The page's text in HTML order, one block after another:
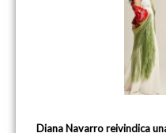
Diana Navarro reivindica